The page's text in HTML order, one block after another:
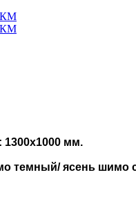
мм.
темный/ ясень шимо